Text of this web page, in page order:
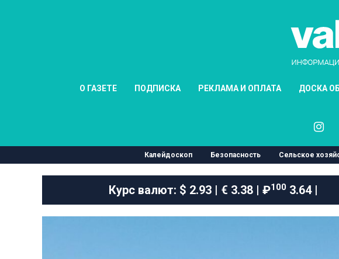
О ГАЗЕТЕ ПОДПИСКА РЕКЛАМА И ОПЛАТА ДОСКА
Калейдоскоп Безопасность Сельское
Курс валют: $ 2.93 | € 3.38 | ₽1003.64 |